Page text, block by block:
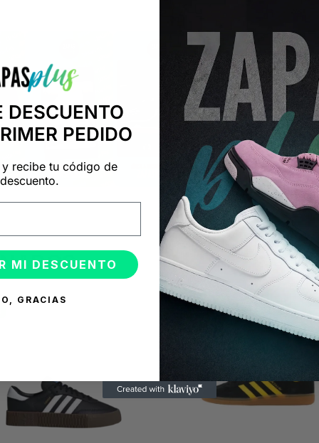
DESCUENTO
PEDIDO
y recibe tu código de
descuento.
MI DESCUENTO
GRACIAS